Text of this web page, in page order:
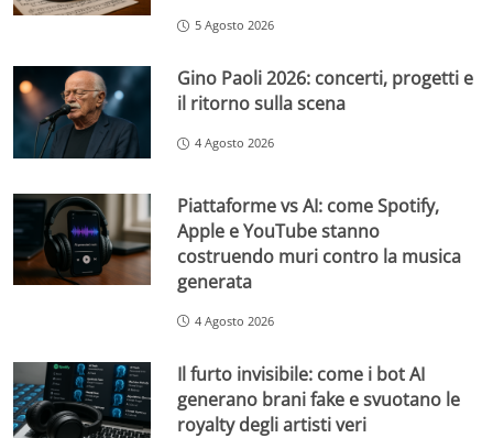
5 Agosto 2026
Gino Paoli 2026: concerti, progetti e
il ritorno sulla scena
4 Agosto 2026
Piattaforme vs AI: come Spotify,
Apple e YouTube stanno
costruendo muri contro la musica
generata
4 Agosto 2026
Il furto invisibile: come i bot AI
generano brani fake e svuotano le
royalty degli artisti veri